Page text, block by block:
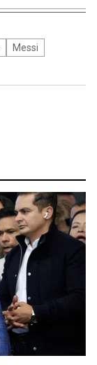
Messi